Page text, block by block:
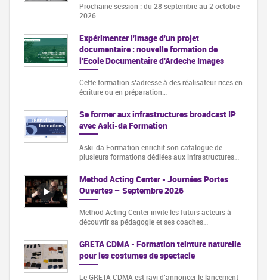
Prochaine session : du 28 septembre au 2 octobre
2026
Expérimenter l'image d'un projet
documentaire : nouvelle formation de
l'Ecole Documentaire d'Ardeche Images
Cette formation s‘adresse à des réalisateur·rices en
écriture ou en préparation…
Se former aux infrastructures broadcast IP
avec Aski-da Formation
Aski-da Formation enrichit son catalogue de
plusieurs formations dédiées aux infrastructures…
Method Acting Center - Journées Portes
Ouvertes – Septembre 2026
Method Acting Center invite les futurs acteurs à
découvrir sa pédagogie et ses coaches…
GRETA CDMA - Formation teinture naturelle
pour les costumes de spectacle
Le GRETA CDMA est ravi d'annoncer le lancement